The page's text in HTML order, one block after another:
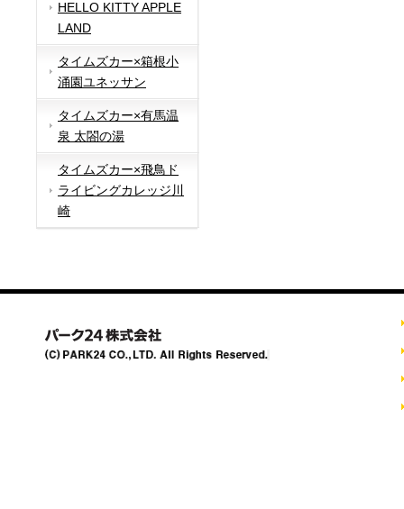
HELLO KITTY APPLE
LAND
タイムズカー×箱根小
涌園ユネッサン
タイムズカー×有馬温
泉 太閤の湯
タイムズカー×飛鳥ド
ライビングカレッジ川
崎